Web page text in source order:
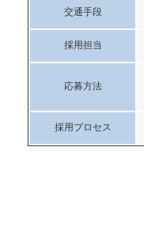
交通手段
採用担当
応募方法
採用プロセス